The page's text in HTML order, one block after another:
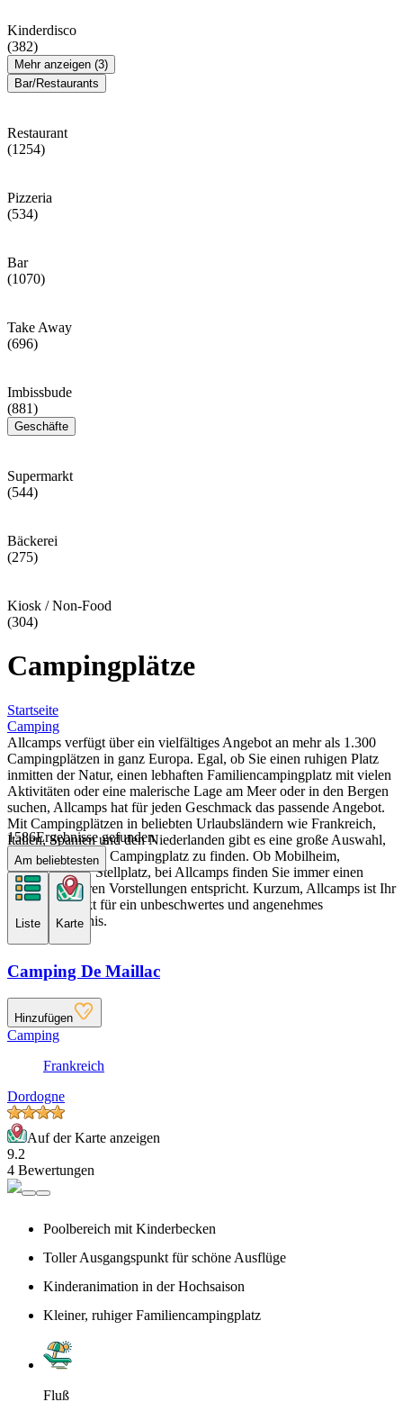
Kinderdisco
(382)
Mehr anzeigen (3)
Bar/Restaurants
Restaurant
(1254)
Pizzeria
(534)
Bar
(1070)
Take Away
(696)
Imbissbude
(881)
Geschäfte
Supermarkt
(544)
Bäckerei
(275)
Kiosk / Non-Food
(304)
Campingplätze
Startseite
Camping
Allcamps verfügt über ein vielfältiges Angebot an mehr als 1.300
Campingplätzen in ganz Europa. Egal, ob Sie einen ruhigen Platz
inmitten der Natur, einen lebhaften Familiencampingplatz mit vielen
Aktivitäten oder eine malerische Lage am Meer oder in den Bergen
suchen, Allcamps hat für jeden Geschmack das passende Angebot.
Mit Campingplätzen in beliebten Urlaubsländern wie Frankreich,
Italien, Spanien und den Niederlanden gibt es eine große Auswahl,
um den perfekten Campingplatz zu finden. Ob Mobilheim,
Luxuszelt oder Stellplatz, bei Allcamps finden Sie immer einen
Urlaub, der Ihren Vorstellungen entspricht. Kurzum, Allcamps ist Ihr
Ausgangspunkt für ein unbeschwertes und angenehmes
Campingerlebnis.
1586Ergebnisse gefunden
Am beliebtesten
Liste Karte
Camping De Maillac
Hinzufügen
Camping
Frankreich
Dordogne
Auf der Karte anzeigen
9.2
4 Bewertungen
Poolbereich mit Kinderbecken
Toller Ausgangspunkt für schöne Ausflüge
Kinderanimation in der Hochsaison
Kleiner, ruhiger Familiencampingplatz
Fluß